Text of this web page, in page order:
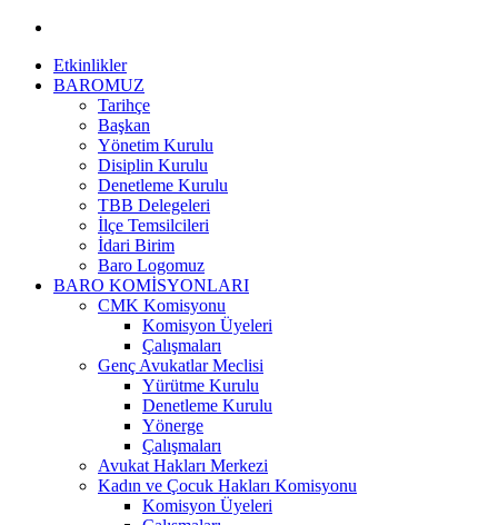
Etkinlikler
BAROMUZ
Tarihçe
Başkan
Yönetim Kurulu
Disiplin Kurulu
Denetleme Kurulu
TBB Delegeleri
İlçe Temsilcileri
İdari Birim
Baro Logomuz
BARO KOMİSYONLARI
CMK Komisyonu
Komisyon Üyeleri
Çalışmaları
Genç Avukatlar Meclisi
Yürütme Kurulu
Denetleme Kurulu
Yönerge
Çalışmaları
Avukat Hakları Merkezi
Kadın ve Çocuk Hakları Komisyonu
Komisyon Üyeleri